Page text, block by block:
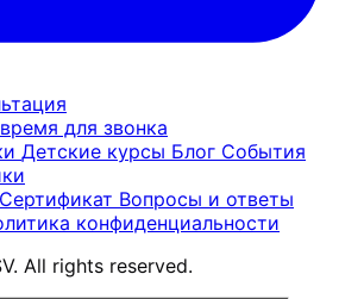
для звонка
Детские курсы Блог События
Сертификат Вопросы и ответы
конфиденциальности
All rights reserved.